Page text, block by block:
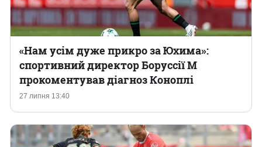
27 липня 13:40
«Нам усім дуже прикро за Юхима»:
спортивний директор Боруссії М
прокоментував діагноз Коноплі